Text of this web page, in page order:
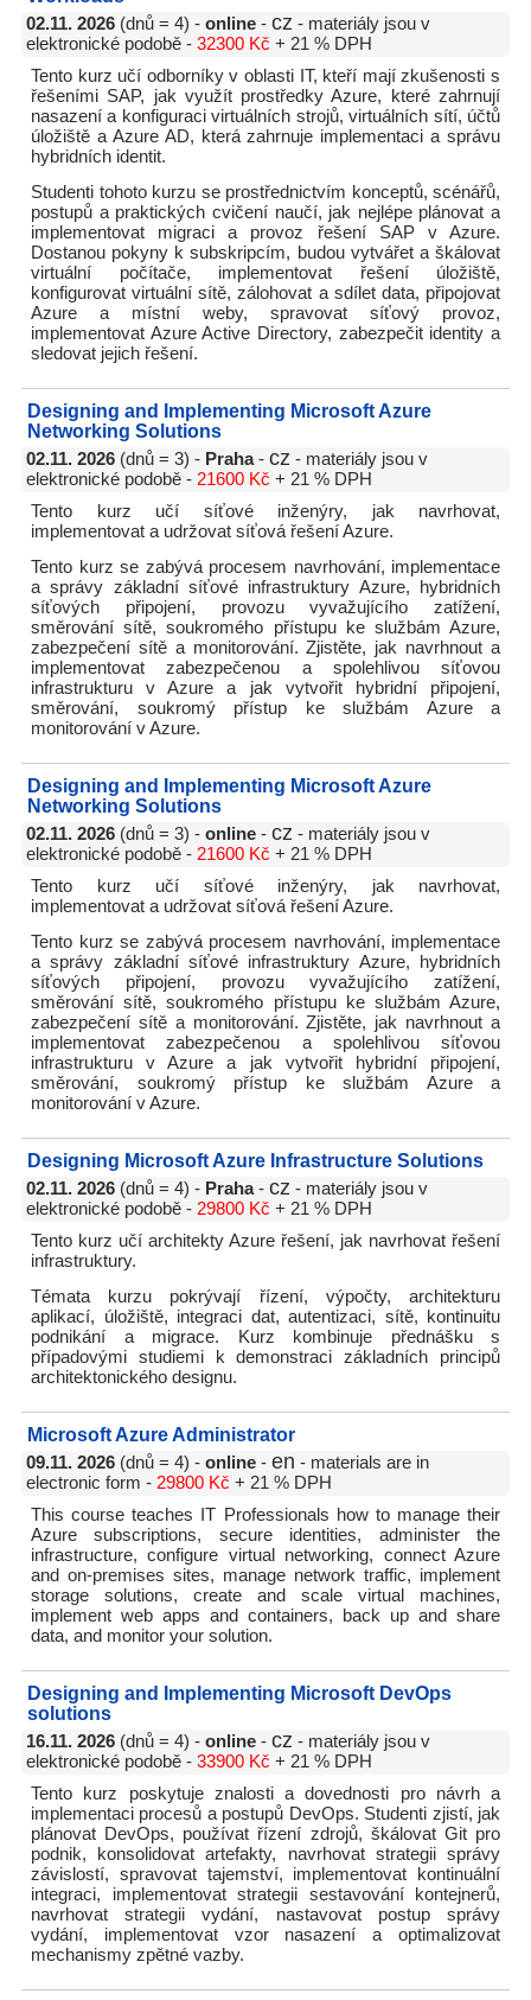
02.11. 2026 (dnů = 4) - online - cz - materiály jsou v
elektronické podobě - 32300 Kč + 21 % DPH
Tento kurz učí odborníky v oblasti IT, kteří mají zkušenosti s
řešeními SAP, jak využít prostředky Azure, které zahrnují
nasazení a konfiguraci virtuálních strojů, virtuálních sítí, účtů
úložiště a Azure AD, která zahrnuje implementaci a správu
hybridních identit.
Studenti tohoto kurzu se prostřednictvím konceptů, scénářů,
postupů a praktických cvičení naučí, jak nejlépe plánovat a
implementovat migraci a provoz řešení SAP v Azure.
Dostanou pokyny k subskripcím, budou vytvářet a škálovat
virtuální počítače, implementovat řešení úložiště,
konfigurovat virtuální sítě, zálohovat a sdílet data, připojovat
Azure a místní weby, spravovat síťový provoz,
implementovat Azure Active Directory, zabezpečit identity a
sledovat jejich řešení.
Designing and Implementing Microsoft Azure
Networking Solutions
02.11. 2026 (dnů = 3) - Praha- cz - materiály jsou v
elektronické podobě - 21600 Kč + 21 % DPH
Tento kurz učí síťové inženýry, jak navrhovat,
implementovat a udržovat síťová řešení Azure.
Tento kurz se zabývá procesem navrhování, implementace
a správy základní síťové infrastruktury Azure, hybridních
síťových připojení, provozu vyvažujícího zatížení,
směrování sítě, soukromého přístupu ke službám Azure,
zabezpečení sítě a monitorování. Zjistěte, jak navrhnout a
implementovat zabezpečenou a spolehlivou síťovou
infrastrukturu v Azure a jak vytvořit hybridní připojení,
směrování, soukromý přístup ke službám Azure a
monitorování v Azure.
Designing and Implementing Microsoft Azure
Networking Solutions
02.11. 2026 (dnů = 3) - online - cz - materiály jsou v
elektronické podobě - 21600 Kč + 21 % DPH
Tento kurz učí síťové inženýry, jak navrhovat,
implementovat a udržovat síťová řešení Azure.
Tento kurz se zabývá procesem navrhování, implementace
a správy základní síťové infrastruktury Azure, hybridních
síťových připojení, provozu vyvažujícího zatížení,
směrování sítě, soukromého přístupu ke službám Azure,
zabezpečení sítě a monitorování. Zjistěte, jak navrhnout a
implementovat zabezpečenou a spolehlivou síťovou
infrastrukturu v Azure a jak vytvořit hybridní připojení,
směrování, soukromý přístup ke službám Azure a
monitorování v Azure.
Designing Microsoft Azure Infrastructure Solutions
02.11. 2026 (dnů = 4) - Praha- cz - materiály jsou v
elektronické podobě - 29800 Kč + 21 % DPH
Tento kurz učí architekty Azure řešení, jak navrhovat řešení
infrastruktury.
Témata kurzu pokrývají řízení, výpočty, architekturu
aplikací, úložiště, integraci dat, autentizaci, sítě, kontinuitu
podnikání a migrace. Kurz kombinuje přednášku s
případovými studiemi k demonstraci základních principů
architektonického designu.
Microsoft Azure Administrator
09.11. 2026 (dnů = 4) - online - en - materials are in
electronic form - 29800 Kč + 21 % DPH
This course teaches IT Professionals how to manage their
Azure subscriptions, secure identities, administer the
infrastructure, configure virtual networking, connect Azure
and on-premises sites, manage network traffic, implement
storage solutions, create and scale virtual machines,
implement web apps and containers, back up and share
data, and monitor your solution.
Designing and Implementing Microsoft DevOps
solutions
16.11. 2026 (dnů = 4) - online - cz - materiály jsou v
elektronické podobě - 33900 Kč + 21 % DPH
Tento kurz poskytuje znalosti a dovednosti pro návrh a
implementaci procesů a postupů DevOps. Studenti zjistí, jak
plánovat DevOps, používat řízení zdrojů, škálovat Git pro
podnik, konsolidovat artefakty, navrhovat strategii správy
závislostí, spravovat tajemství, implementovat kontinuální
integraci, implementovat strategii sestavování kontejnerů,
navrhovat strategii vydání, nastavovat postup správy
vydání, implementovat vzor nasazení a optimalizovat
mechanismy zpětné vazby.